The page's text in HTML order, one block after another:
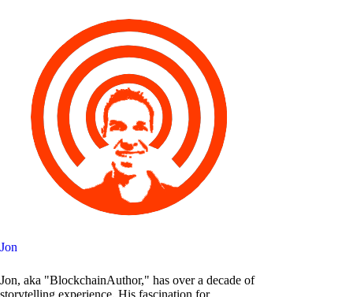
Jon
Jon, aka "BlockchainAuthor," has over a decade of
storytelling experience. His fascination for